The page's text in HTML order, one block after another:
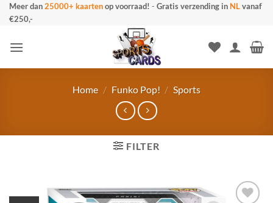
Ga
naar
Meer dan25000+ kaartenop voorraad! - Gratis verzending in NLvanaf
€250,-
Home / Funko Pop! / Sports
FILTER